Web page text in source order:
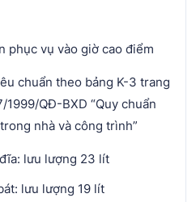
phục vụ vào giờ cao điểm
chuẩn theo bảng K-3 trang
QĐ-BXD “Quy chuẩn
nhà và công trình”
lưu lượng 23 lít
lưu lượng 19 lít